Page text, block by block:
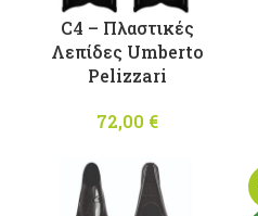
C4 – Πλαστικές
Λεπίδες Umberto
Pelizzari
72,00 €